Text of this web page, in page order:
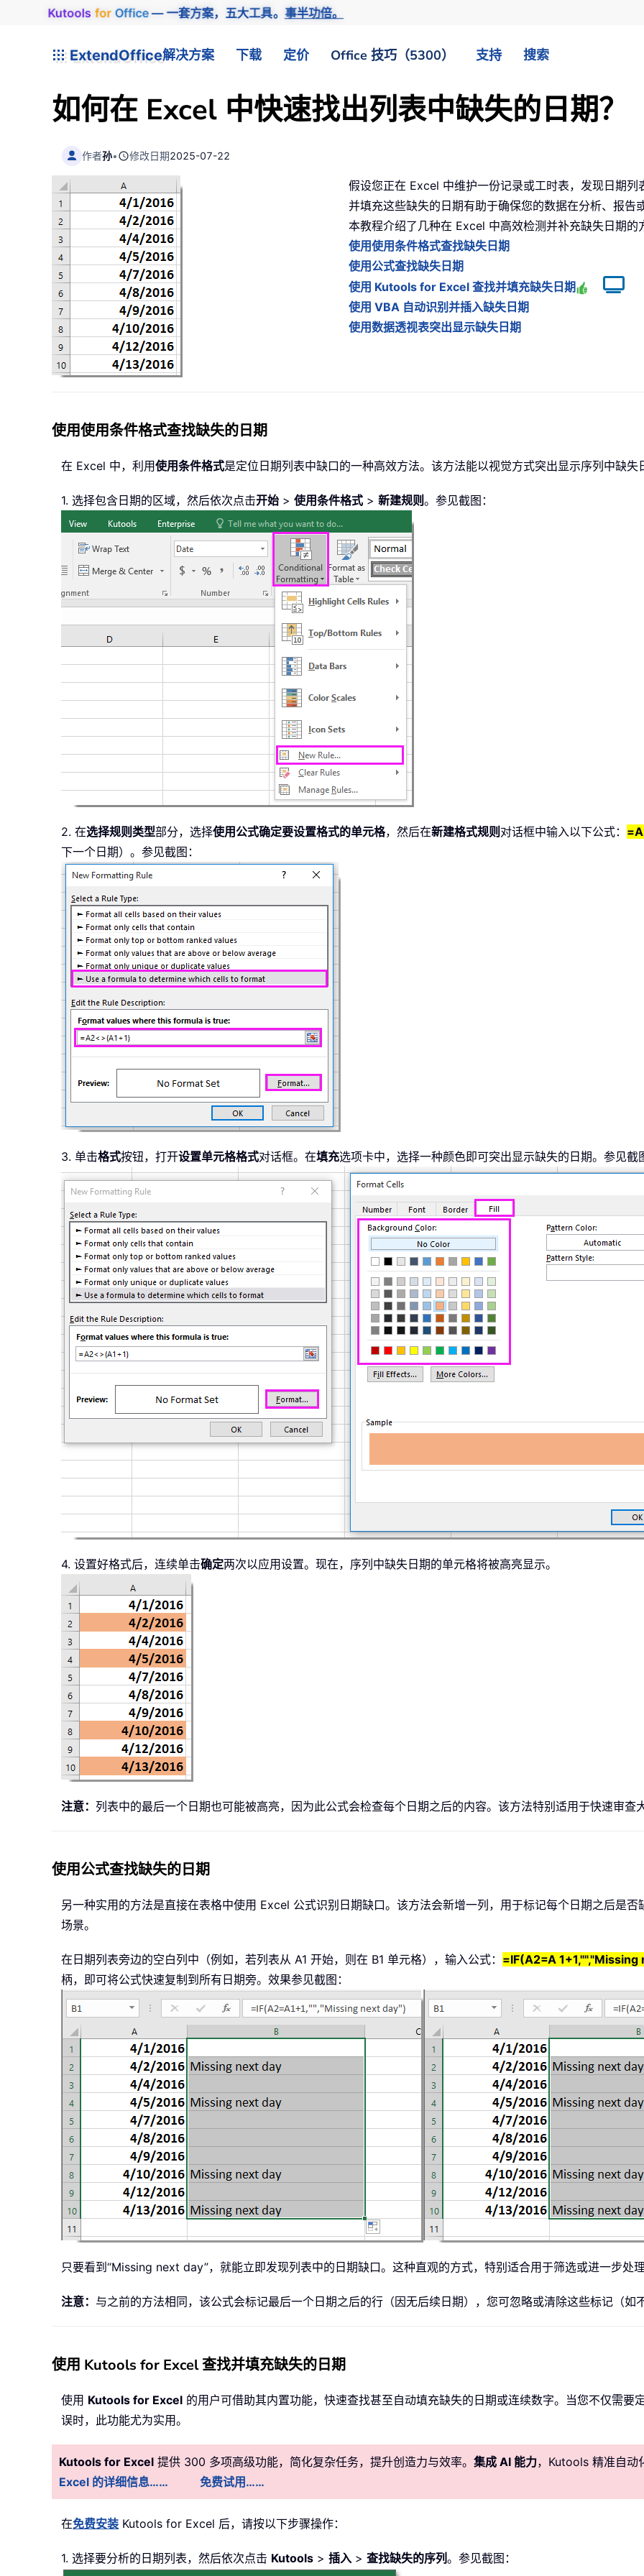
Kutools for Office— 一套方案，五大工具。 事半功倍。
ExtendOffice解决方案 下载 定价 Office 技巧（5300） 支持 搜索
如何在 Excel 中快速找出列表中缺失的日期？
作者孙• 修改日期2025-07-22
假设您正在 Excel 中维护一份记录或工时表，发现日期
并填充这些缺失的日期有助于确保您的数据在分析、报告
本教程介绍了几种在 Excel 中高效检测并补充缺失日期的
使用使用条件格式查找缺失日期
使用公式查找缺失日期
使用 Kutools for Excel 查找并填充缺失日期
使用 VBA 自动识别并插入缺失日期
使用数据透视表突出显示缺失日期
使用使用条件格式查找缺失的日期
在 Excel 中，利用使用条件格式是定位日期列表中缺口的一种高效方法。该方法能以视觉方式突出显示序列中缺
1. 选择包含日期的区域，然后依次点击开始 > 使用条件格式 > 新建规则。参见截图：
2. 在选择规则类型部分，选择使用公式确定要设置格式的单元格，然后在新建格式规则 对话框中输入以下公式：
下一个日期）。参见截图：
3. 单击格式按钮，打开设置单元格格式对话框。在填充选项卡中，选择一种颜色即可突出显示缺失的日期。参见截
4. 设置好格式后，连续单击确定两次以应用设置。现在，序列中缺失日期的单元格将被高亮显示。
注意： 列表中的最后一个日期也可能被高亮，因为此公式会检查每个日期之后的内容。该方法特别适用于快速审查
使用公式查找缺失的日期
另一种实用的方法是直接在表格中使用 Excel 公式识别日期缺口。该方法会新增一列，用于标记每个日期之后是
场景。
在日期列表旁边的空白列中（例如，若列表从 A1 开始，则在 B1 单元格），输入公式： =IF(A2=A
柄，即可将公式快速复制到所有日期旁。效果参见截图：
只要看到“Missing next day”，就能立即发现列表中的日期缺口。这种直观的方式，特别适合用于筛选或进一步处
注意： 与之前的方法相同，该公式会标记最后一个日期之后的行（因无后续日期），您可忽略或清除这些标记（如
使用 Kutools for Excel 查找并填充缺失的日期
使用 Kutools for Excel 的用户可借助其内置功能，快速查找甚至自动填充缺失的日期或连续数字。当您不仅需要
误时，此功能尤为实用。
Kutools for Excel 提供 300 多项高级功能，简化复杂任务，提升创造力与效率。 集成 AI 能力，Kutools 精准自动
Excel 的详细信息……
免费试用……
在免费安装 Kutools for Excel 后，请按以下步骤操作：
1. 选择要分析的日期列表，然后依次点击 Kutools > 插入 > 查找缺失的序列。参见截图：